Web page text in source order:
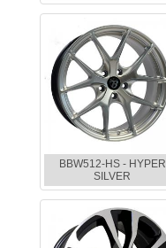
BBW512-HS - HYPER
SILVER